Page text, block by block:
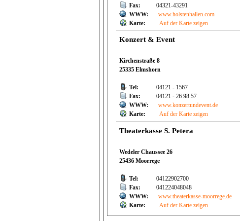
Fax:
04321-43291
WWW:
www.holstenhallen.com
Karte:
Auf der Karte zeigen
Konzert & Event
Kirchenstraße 8
25335 Elmshorn
Tel:
04121 - 1567
Fax:
04121 - 26 98 57
WWW:
www.konzertundevent.de
Karte:
Auf der Karte zeigen
Theaterkasse S. Petera
Wedeler Chaussee 26
25436 Moorrege
Tel:
04122902700
Fax:
041224048048
WWW:
www.theaterkasse-moorrege.de
Karte:
Auf der Karte zeigen